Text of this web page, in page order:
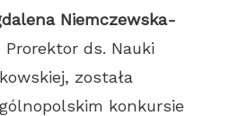
Niemczewska-
Prorektor ds. Nauki
została
konkursie